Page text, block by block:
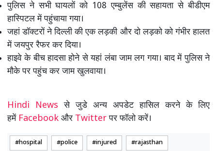
पुलिस ने सभी घायलों को 108 एम्बुलेंस की सहायता से बीडीएम
हास्पिटल में पहुंचाया गया।
जहां डॉक्टरों ने दिल्ली की एक लड़की और दो लड़को को गंभीर हालत
में जयपुर रैफर कर दिया।
हाइवे के बीच हादसा होने से यहां लंबा जाम लग गया। बाद में पुलिस ने
मौके पर पहुंच कर जाम खुलवाया।
Hindi Newsसे जुडे अन्य अपडेट हासिल करने के लिए
हमें Facebook और Twitterपर फॉलो करें।
hospital police injured rajasthan